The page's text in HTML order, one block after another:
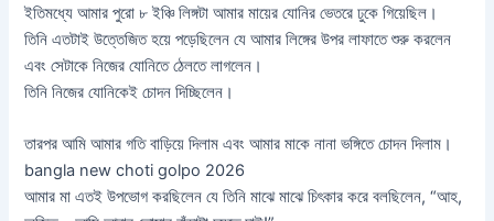
ইতিমধ্যে আমার পুরো ৮ ইঞ্চি লিঙ্গটা আমার মায়ের যোনির ভেতরে ঢুকে গিয়েছিল।
তিনি এতটাই উত্তেজিত হয়ে পড়েছিলেন যে আমার লিঙ্গের উপর লাফাতে শুরু করলেন
এবং সেটাকে নিজের যোনিতে ঠেলতে লাগলেন।
তিনি নিজের যোনিকেই চোদন দিচ্ছিলেন।
তারপর আমি আমার গতি বাড়িয়ে দিলাম এবং আমার মাকে নানা ভঙ্গিতে চোদন দিলাম।
bangla new choti golpo 2026
আমার মা এতই উপভোগ করছিলেন যে তিনি মাঝে মাঝে চিৎকার করে বলছিলেন, “আহ,